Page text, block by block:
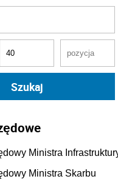
Ministra
Ministra Skarbu